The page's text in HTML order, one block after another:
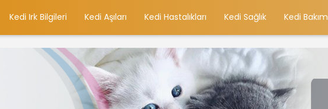
Kedi Irk Bilgileri Kedi Aşıları Kedi Hastalıkları Kedi Sağlık Kedi Bakım